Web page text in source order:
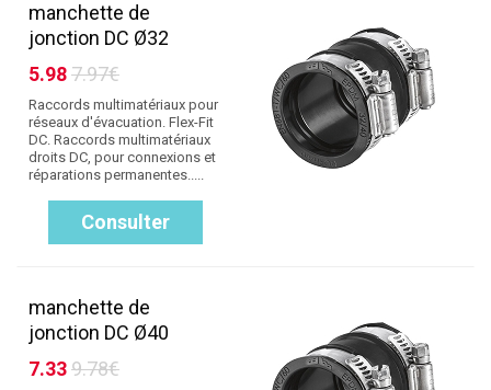
manchette de
jonction DC Ø32
5.987.97€
Raccords multimatériaux pour
réseaux d'évacuation. Flex-Fit
DC. Raccords multimatériaux
droits DC, pour connexions et
réparations permanentes.....
Consulter
manchette de
jonction DC Ø40
7.339.78€